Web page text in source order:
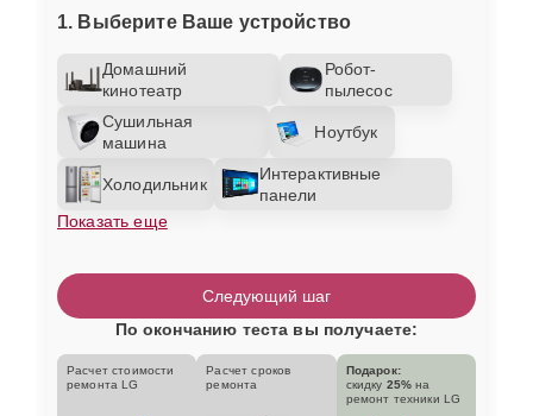
1. Выберите Ваше устройство
Домашний
кинотеатр
Робот-
пылесос
Сушильная
машина
Ноутбук
Холодильник
Интерактивные
панели
Показать еще
Следующий шаг
По окончанию теста вы получаете:
Расчет стоимости
ремонта LG
Расчет сроков
ремонта
Подарок:
скидку 25% на
ремонт техники LG